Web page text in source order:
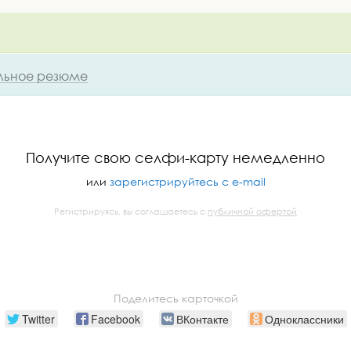
резюме
Получите свою селфи-карту немедленно
или зарегистрируйтесь с e-mail
Регистрируясь, вы соглашаетесь с публичной офертой
Поделитесь карточкой
Twitter Facebook ВКонтакте Одноклассники